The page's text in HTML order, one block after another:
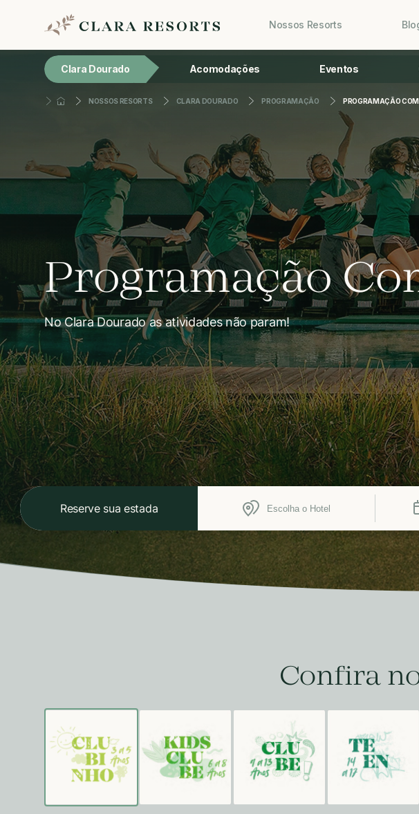
Nossos Resorts
Clara Dourado Acomodações Eventos
NOSSOS RESORTS CLARA DOURADO PROGRAMAÇÃO PROGRAMAÇÃO
Programação
No Clara Dourado as atividades não param!
Reserve sua estada Escolha o Hotel
Confira